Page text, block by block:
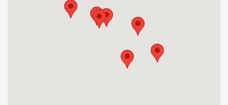
0904 92 0082
Get Directions
Tòa nhà 29T1, Hoàng Đạo Thúy, Trung Hòa,
Cầu Giấy, Hà Nội, Việt Nam.